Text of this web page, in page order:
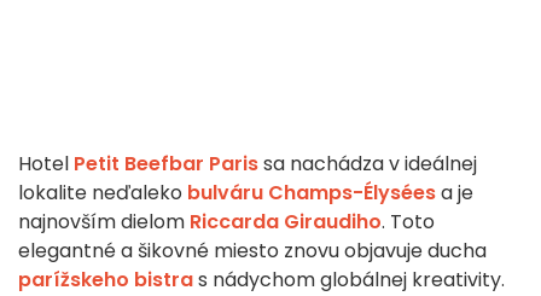
Hotel Petit Beefbar Parissa nachádza v ideálnej
lokalite neďaleko bulváru Champs-Élyséesa je
najnovším dielom Riccarda Giraudiho. Toto
elegantné a šikovné miesto znovu objavuje ducha
parížskeho bistras nádychom globálnej kreativity.